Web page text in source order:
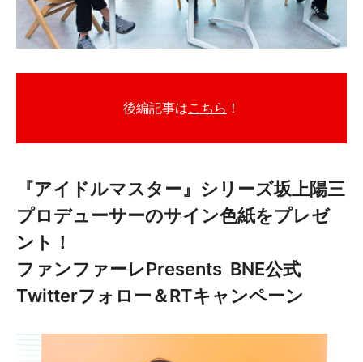
後編記事はこちら ！
『アイドルマスター』シリーズ坂上陽三
プロデューサーのサイン色紙をプレゼ
ント！
ファンファーレPresents BNE公式
Twitterフォロー＆RTキャンペーン